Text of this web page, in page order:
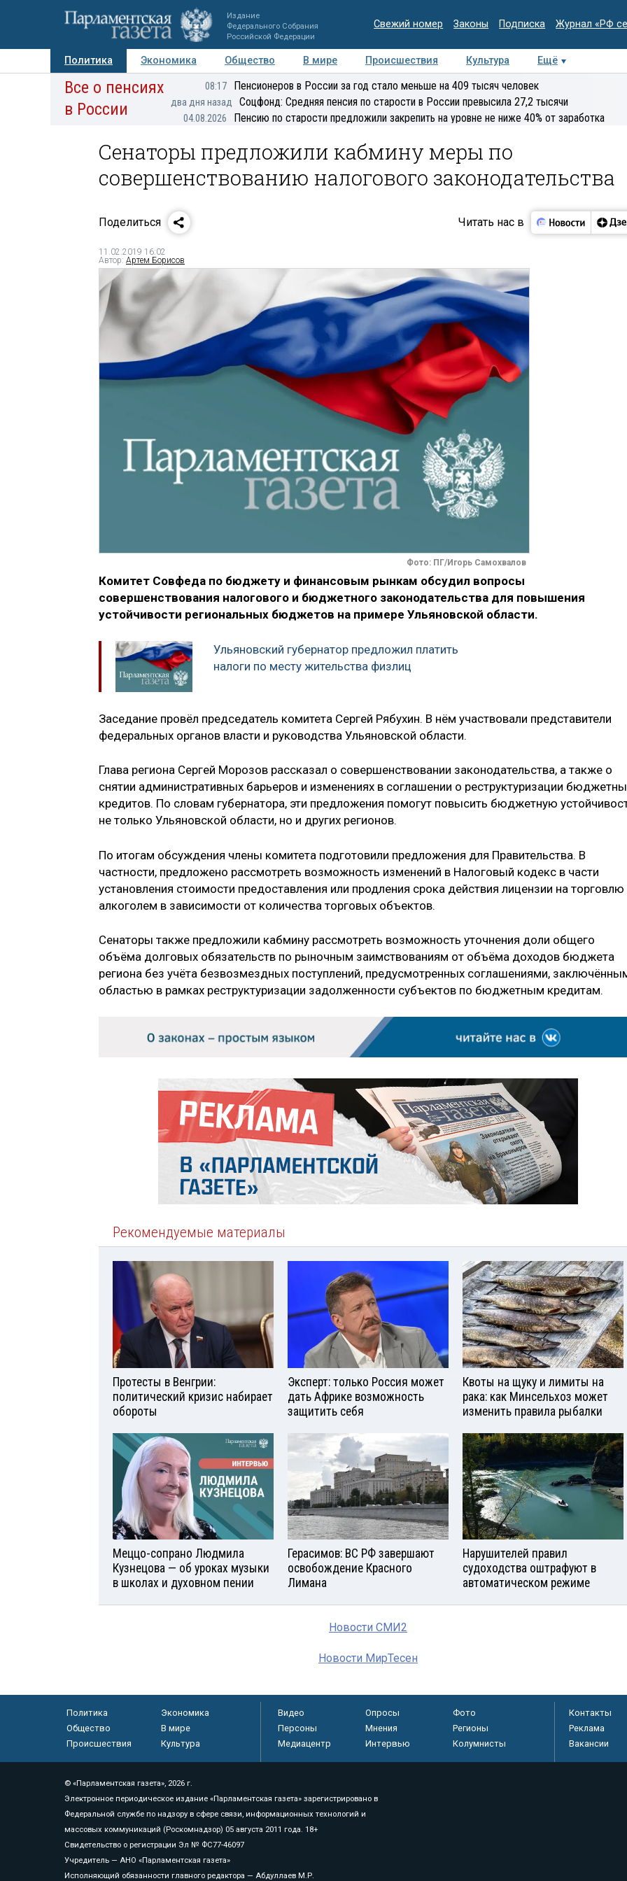
Издание
Федерального Собрания
Российской Федерации
Свежий номер Законы Подписка Журнал «РФ
Политика Экономика Общество В мире Происшествия Культура
Ещё
Авторы Персоны Мнения Регионы Медиацентр Интервью Колумнисты
Все о пенсиях
в России
08:17 Пенсионеров в России за год стало меньше на 409 тысяч человек
два дня назад Соцфонд: Средняя пенсия по старости в России превысила 27,2 тысячи
04.08.2026 Пенсию по старости предложили закрепить на уровне не ниже 40% от заработка
Сенаторы предложили кабмину меры по
совершенствованию налогового законодательства
Поделиться Читать нас в
11.02.2019 16:02
Автор: Артем Борисов
Фото: ПГ/Игорь Самохвалов
Комитет Совфеда по бюджету и финансовым рынкам обсудил вопросы
совершенствования налогового и бюджетного законодательства для повышения
устойчивости региональных бюджетов на примере Ульяновской области.
Ульяновский губернатор предложил платить
налоги по месту жительства физлиц
Заседание провёл председатель комитета Сергей Рябухин. В нём участвовали представители
федеральных органов власти и руководства Ульяновской области.
Глава региона Сергей Морозов рассказал о совершенствовании законодательства, а также о
снятии административных барьеров и изменениях в соглашении о реструктуризации
кредитов. По словам губернатора, эти предложения помогут повысить бюджетную
не только Ульяновской области, но и других регионов.
По итогам обсуждения члены комитета подготовили предложения для Правительства. В
частности, предложено рассмотреть возможность изменений в Налоговый кодекс в части
установления стоимости предоставления или продления срока действия лицензии на торговлю
алкоголем в зависимости от количества торговых объектов.
Сенаторы также предложили кабмину рассмотреть возможность уточнения доли общего
объёма долговых обязательств по рыночным заимствованиям от объёма доходов бюджета
региона без учёта безвозмездных поступлений, предусмотренных соглашениями,
областью в рамках реструктуризации задолженности субъектов по бюджетным кредитам.
Рекомендуемые материалы
Протесты в Венгрии:
политический кризис набирает
обороты
Эксперт: только Россия может
дать Африке возможность
защитить себя
Квоты на щуку и лимиты на
рака: как Минсельхоз может
изменить правила рыбалки
Меццо-сопрано Людмила
Кузнецова — об уроках музыки
в школах и духовном пении
Герасимов: ВС РФ завершают
освобождение Красного
Лимана
Нарушителей правил
судоходства оштрафуют в
автоматическом режиме
Новости СМИ2
Новости МирТесен
Политика
Экономика
Общество
В мире
Происшествия
Культура
Видео Опросы
Фото
Персоны
Мнения
Регионы
Медиацентр
Интервью Колумнисты
Контакты
Реклама
Вакансии
© «Парламентская газета», 2026 г.
Электронное периодическое издание «Парламентская газета» зарегистрировано в
Федеральной службе по надзору в сфере связи, информационных технологий и
массовых коммуникаций (Роскомнадзор) 05 августа 2011 года. 18+
Свидетельство о регистрации Эл № ФС77-46097
Учредитель — АНО «Парламентская газета»
Исполняющий обязанности главного редактора — Абдуллаев М.Р.